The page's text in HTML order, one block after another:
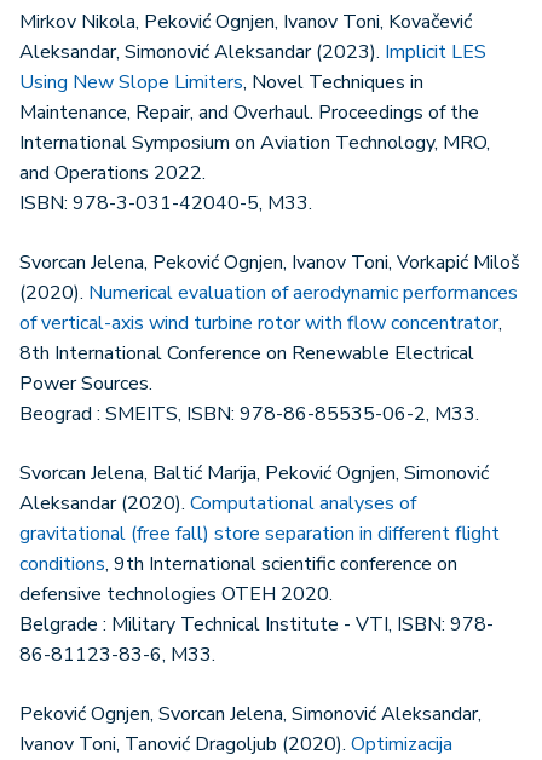
Mirkov Nikola, Peković Ognjen, Ivanov Toni, Kovačević
Aleksandar, Simonović Aleksandar (2023). Implicit LES
Using New Slope Limiters, Novel Techniques in
Maintenance, Repair, and Overhaul. Proceedings of the
International Symposium on Aviation Technology, MRO,
and Operations 2022.
ISBN: 978-3-031-42040-5, M33.
Svorcan Jelena, Peković Ognjen, Ivanov Toni, Vorkapić Miloš
(2020). Numerical evaluation of aerodynamic performances
of vertical-axis wind turbine rotor with flow concentrator,
8th International Conference on Renewable Electrical
Power Sources.
Beograd : SMEITS, ISBN: 978-86-85535-06-2, M33.
Svorcan Jelena, Baltić Marija, Peković Ognjen, Simonović
Aleksandar (2020). Computational analyses of
gravitational (free fall) store separation in different flight
conditions, 9th International scientific conference on
defensive technologies OTEH 2020.
Belgrade : Military Technical Institute - VTI, ISBN: 978-
86-81123-83-6, M33.
Peković Ognjen, Svorcan Jelena, Simonović Aleksandar,
Ivanov Toni, Tanović Dragoljub (2020). Optimizacija